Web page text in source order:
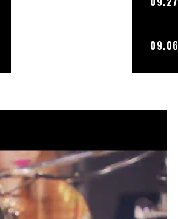
09.06
07.26